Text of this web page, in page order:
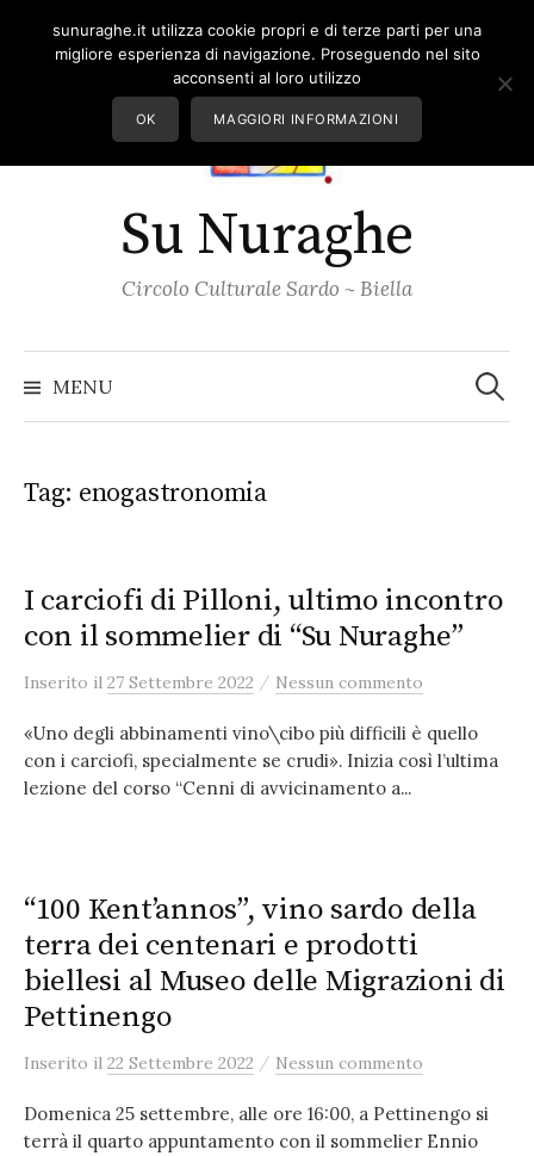
Su Nuraghe
Circolo Culturale Sardo ~ Biella
MENU per:
Tag: enogastronomia
I carciofi di Pilloni, ultimo incontro
con il sommelier di “Su Nuraghe”
Inserito il 27 Settembre 2022 / Nessun commento
«Uno degli abbinamenti vino\cibo più difficili è quello
con i carciofi, specialmente se crudi». Inizia così l’ultima
lezione del corso “Cenni di avvicinamento a...
“100 Kent’annos”, vino sardo della
terra dei centenari e prodotti
biellesi al Museo delle Migrazioni di
Pettinengo
Inserito il 22 Settembre 2022 / Nessun commento
Domenica 25 settembre, alle ore 16:00, a Pettinengo si
terrà il quarto appuntamento con il sommelier Ennio
sunuraghe.it utilizza cookie propri e di terze parti per una
migliore esperienza di navigazione. Proseguendo nel sito
acconsenti al loro utilizzo
OK MAGGIORI INFORMAZIONI